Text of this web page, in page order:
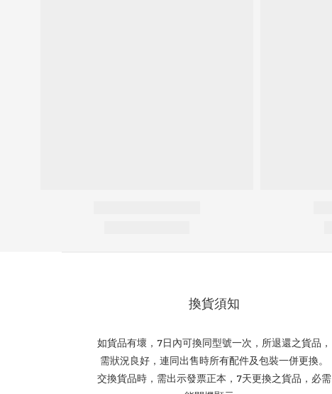
換貨須知
如貨品有壞，7日內可換同型號一次，所退還之貨品，
需狀況良好，連同出售時所有配件及包裝一併更換。
交換貨品時，需出示發票正本，7天更換之貨品，必需